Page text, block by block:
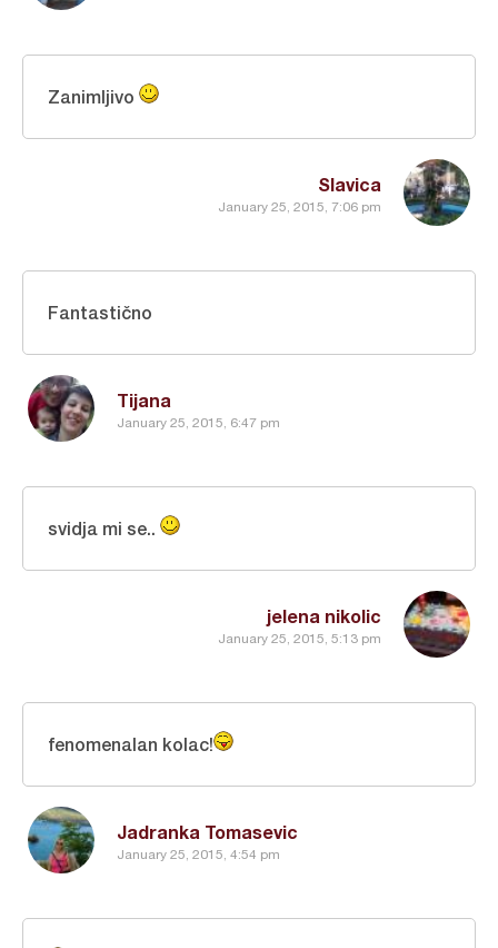
Slavica
January 25, 2015, 7:06 pm
Zanimljivo
Tijana
January 25, 2015, 6:47 pm
Fantastično
jelena nikolic
January 25, 2015, 5:13 pm
svidja mi se..
Jadranka Tomasevic
January 25, 2015, 4:54 pm
fenomenalan kolac!